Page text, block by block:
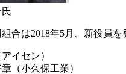
合は2018年5月、新役員
イセン）
（小久保工業）